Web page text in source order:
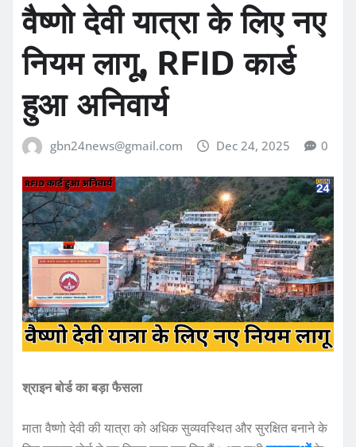
वैष्णो देवी यात्रा के लिए नए
नियम लागू, RFID कार्ड
हुआ अनिवार्य
gbn24news@gmail.com Dec 24, 2025 0
श्राइन बोर्ड का बड़ा फैसला
माता वैष्णो देवी की यात्रा को अधिक सुव्यवस्थित और सुरक्षित बनाने के